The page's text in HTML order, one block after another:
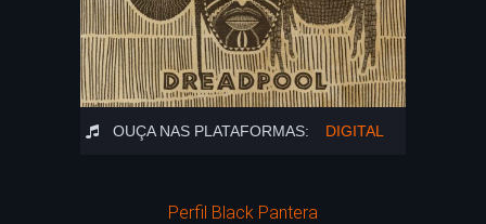
OUÇA NAS PLATAFORMAS: DIGITAL
Perfil Black Pantera